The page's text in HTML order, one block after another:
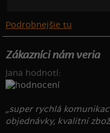
Podrobnejšie tu
Zákazníci nám veria
Jana hodnotí:
„super rychlá
objednávky, kvalitní